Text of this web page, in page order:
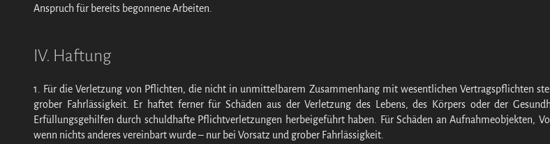
Anspruch für bereits begonnene Arbeiten.
IV. Haftung
1. Für die Verletzung von Pflichten, die nicht in unmittelbarem Zusammenhang mit wesentlichen Vertragspflichten
grober Fahrlässigkeit. Er haftet ferner für Schäden aus der Verletzung des Lebens, des Körpers oder der
Erfüllungsgehilfen durch schuldhafte Pflichtverletzungen herbeigeführt haben. Für Schäden an Aufnahmeobjekten,
wenn nichts anderes vereinbart wurde – nur bei Vorsatz und grober Fahrlässigkeit.